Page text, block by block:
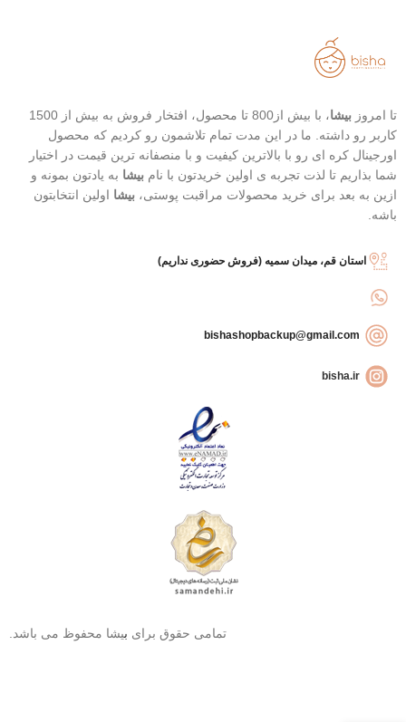
تا امروز بیشا
، با بیش از800 تا محصول، افتخار فروش به بیش از 1500
کاربر رو داشته. ما در این مدت تمام تلاشمون رو کردیم که محصول
اورجینال کره ای رو با بالاترین کیفیت و با منصفانه ترین قیمت در اختیار
شما بذاریم تا لذت تجربه ی اولین خریدتون با نام بیشا به یادتون بمونه و
ازین به بعد برای خرید محصولات مراقبت پوستی، بیشا اولین انتخابتون
باشه.
استان قم، میدان سمیه (فروش حضوری نداریم)
bisha.ir
تمامی حقوق برای بیشا محفوظ می باشد.